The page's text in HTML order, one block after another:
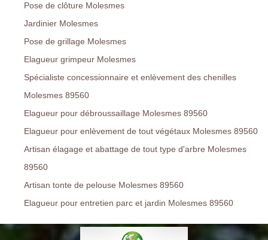
Pose de clôture Molesmes
Jardinier Molesmes
Pose de grillage Molesmes
Elagueur grimpeur Molesmes
Spécialiste concessionnaire et enlèvement des chenilles
Molesmes 89560
Elagueur pour débroussaillage Molesmes 89560
Elagueur pour enlèvement de tout végétaux Molesmes 89560
Artisan élagage et abattage de tout type d'arbre Molesmes
89560
Artisan tonte de pelouse Molesmes 89560
Elagueur pour entretien parc et jardin Molesmes 89560